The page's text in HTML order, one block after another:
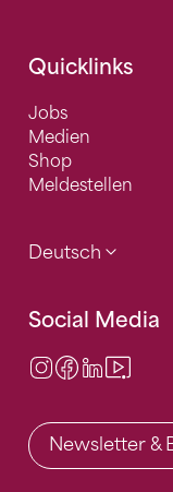
Quicklinks
Jobs
Medien
Shop
Meldestellen
Deutsch
Social Media
Instagram
Facebook
LinkedIn
Newsletter &